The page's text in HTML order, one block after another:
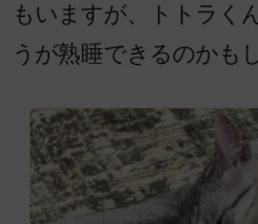
もいますが、トトラく
うが熟睡できるのかも